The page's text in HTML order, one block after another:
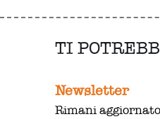
TI
Newsletter
Rimani